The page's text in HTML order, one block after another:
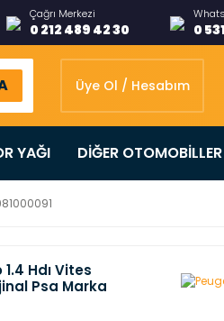
Çağrı Merkezi
0 212 489 42 30 0
Üye Ol / Hesabım
YAĞI DİĞER OTOMOBİLLER
Hdı Vites
Psa Marka